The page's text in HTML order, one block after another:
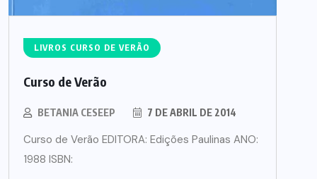
LIVROS CURSO DE VERÃO
Curso de Verão
BETANIA CESEEP 7 DE ABRIL DE 2014
Curso de Verão EDITORA: Edições Paulinas ANO:
1988 ISBN: